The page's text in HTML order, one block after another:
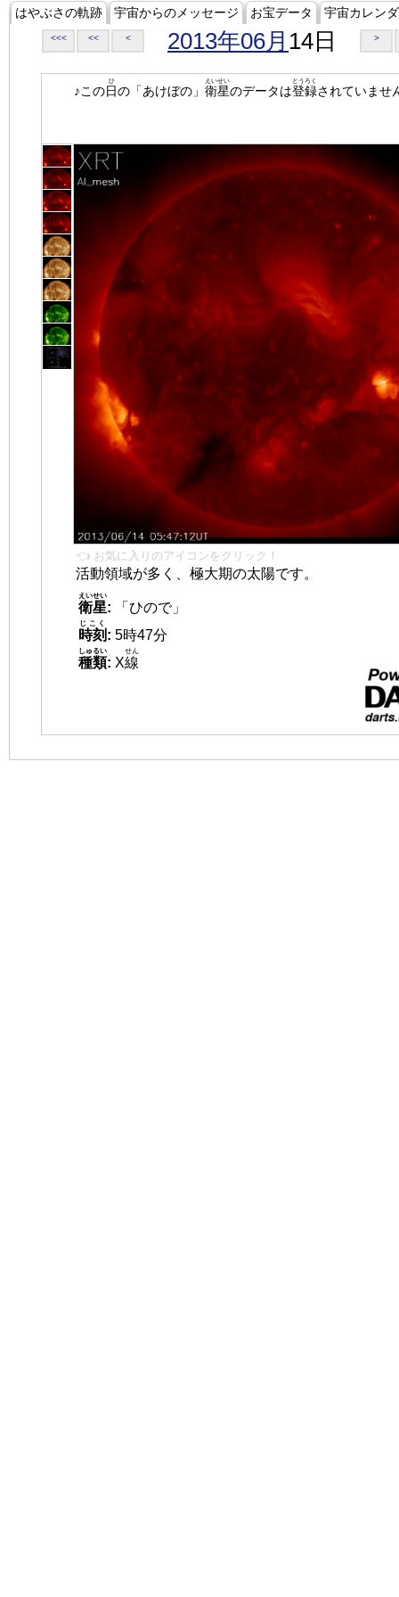
はやぶさの軌跡 宇宙からのメッセージ お宝データ 宇宙カレン
<<< << < 2013年06月 14日 >
♪この日
ひ
の「あけぼの」 衛星
えいせい
のデータは登録
とうろく
されていませ
👈 お気に入りのアイコンをクリック！
活動領域が多く、極大期の太陽です。
衛星
えいせい
:
「ひので」
時刻
じこく
: 5時47分
種類
しゅるい
: X線
せん